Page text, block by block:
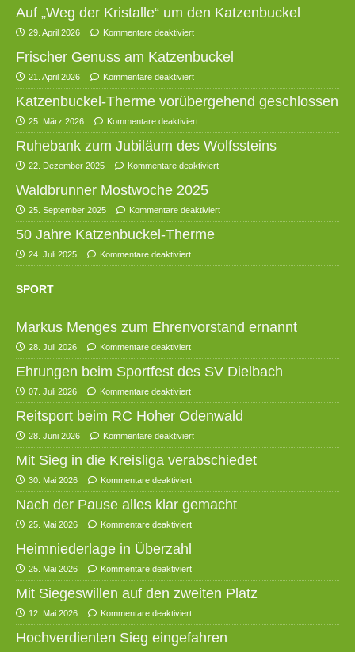
Auf „Weg der Kristalle“ um den Katzenbuckel
29. April 2026 Kommentare deaktiviert
Frischer Genuss am Katzenbuckel
21. April 2026 Kommentare deaktiviert
Katzenbuckel-Therme vorübergehend geschlossen
25. März 2026 Kommentare deaktiviert
Ruhebank zum Jubiläum des Wolfssteins
22. Dezember 2025 Kommentare deaktiviert
Waldbrunner Mostwoche 2025
25. September 2025 Kommentare deaktiviert
50 Jahre Katzenbuckel-Therme
24. Juli 2025 Kommentare deaktiviert
SPORT
Markus Menges zum Ehrenvorstand ernannt
28. Juli 2026 Kommentare deaktiviert
Ehrungen beim Sportfest des SV Dielbach
07. Juli 2026 Kommentare deaktiviert
Reitsport beim RC Hoher Odenwald
28. Juni 2026 Kommentare deaktiviert
Mit Sieg in die Kreisliga verabschiedet
30. Mai 2026 Kommentare deaktiviert
Nach der Pause alles klar gemacht
25. Mai 2026 Kommentare deaktiviert
Heimniederlage in Überzahl
25. Mai 2026 Kommentare deaktiviert
Mit Siegeswillen auf den zweiten Platz
12. Mai 2026 Kommentare deaktiviert
Hochverdienten Sieg eingefahren